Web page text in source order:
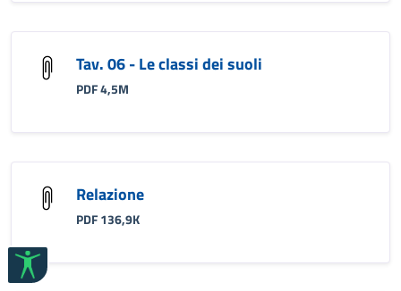
Tav. 06 - Le classi dei suoli
PDF 4,5M
Relazione
PDF 136,9K